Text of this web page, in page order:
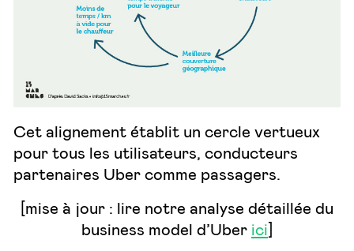
Cet alignement établit un cercle vertueux
pour tous les utilisateurs, conducteurs
partenaires Uber comme passagers.
[mise à jour : lire notre analyse détaillée du
business model d’Uber ici]